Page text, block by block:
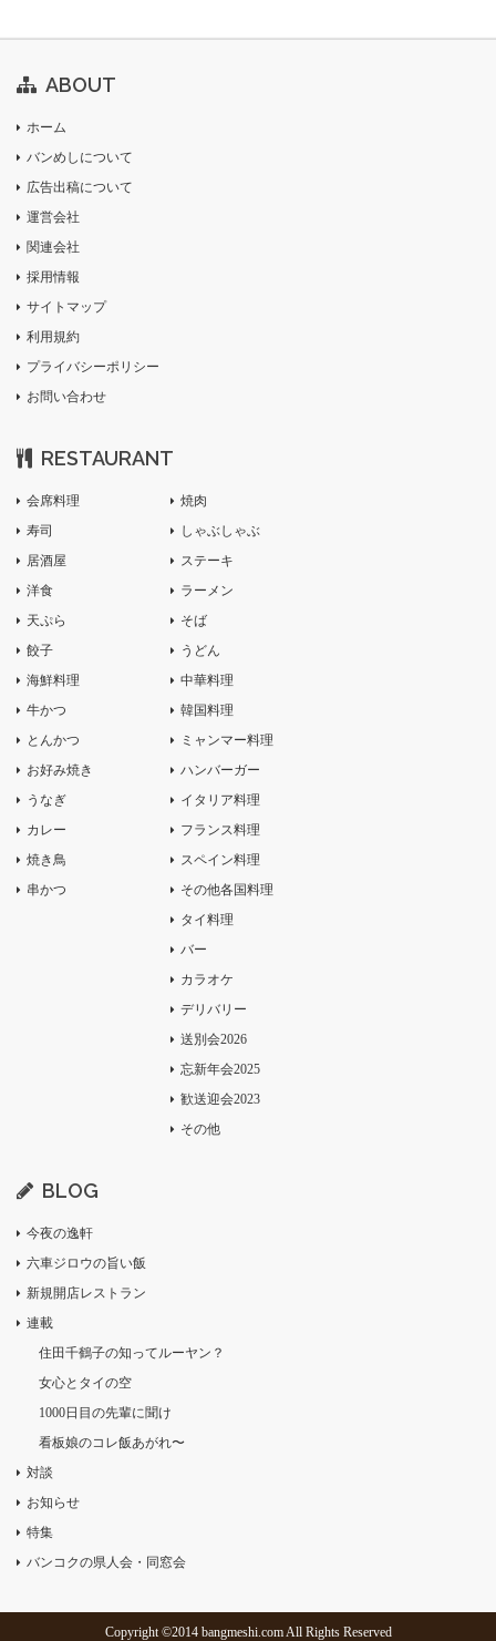
ABOUT
ホーム
バンめしについて
広告出稿について
運営会社
関連会社
採用情報
サイトマップ
利用規約
プライバシーポリシー
お問い合わせ
RESTAURANT
会席料理
寿司
居酒屋
洋食
天ぷら
餃子
海鮮料理
牛かつ
とんかつ
お好み焼き
うなぎ
カレー
焼き鳥
串かつ
焼肉
しゃぶしゃぶ
ステーキ
ラーメン
そば
うどん
中華料理
韓国料理
ミャンマー料理
ハンバーガー
イタリア料理
フランス料理
スペイン料理
その他各国料理
タイ料理
バー
カラオケ
デリバリー
送別会2026
忘新年会2025
歓送迎会2023
その他
BLOG
今夜の逸軒
六車ジロウの旨い飯
新規開店レストラン
連載
住田千鶴子の知ってルーヤン？
女心とタイの空
1000日目の先輩に聞け
看板娘のコレ飯あがれ〜
対談
お知らせ
特集
バンコクの県人会・同窓会
Copyright ©2014 bangmeshi.com All Rights Reserved